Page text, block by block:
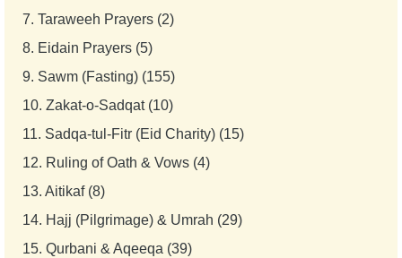
7. Taraweeh Prayers (2)
8. Eidain Prayers (5)
9. Sawm (Fasting) (155)
10. Zakat-o-Sadqat (10)
11. Sadqa-tul-Fitr (Eid Charity) (15)
12. Ruling of Oath & Vows (4)
13. Aitikaf (8)
14. Hajj (Pilgrimage) & Umrah (29)
15. Qurbani & Aqeeqa (39)